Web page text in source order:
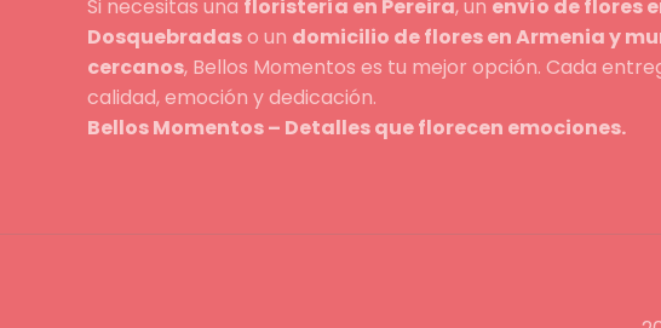
Si necesitas una floristería en Pereira, un envío de flores
Dosquebradaso un domicilio de flores en Armenia y
cercanos, Bellos Momentos es tu mejor opción. Cada
calidad, emoción y dedicación.
Bellos Momentos – Detalles que florecen emociones.